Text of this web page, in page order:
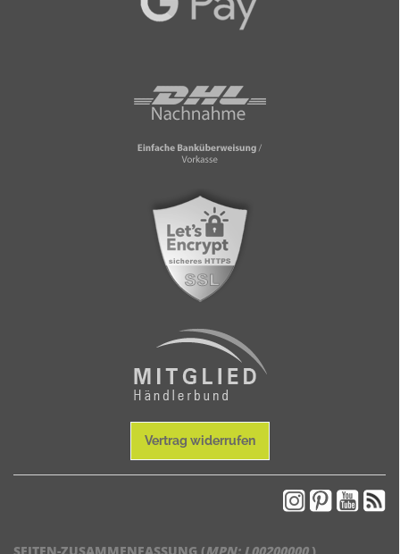
Vertrag widerrufen